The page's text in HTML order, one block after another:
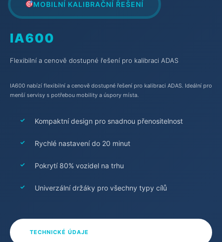
MOBILNÍ KALIBRAČNÍ ŘEŠENÍ
IA600
Flexibilní a cenově dostupné řešení pro kalibraci ADAS
IA600 nabízí flexibilní a cenově dostupné řešení pro kalibraci ADAS. Ideální pro
menší servisy s potřebou mobility a úspory místa.
Kompaktní design pro snadnou přenositelnost
Rychlé nastavení do 20 minut
Pokrytí 80% vozidel na trhu
Univerzální držáky pro všechny typy cílů
TECHNICKÉ ÚDAJE